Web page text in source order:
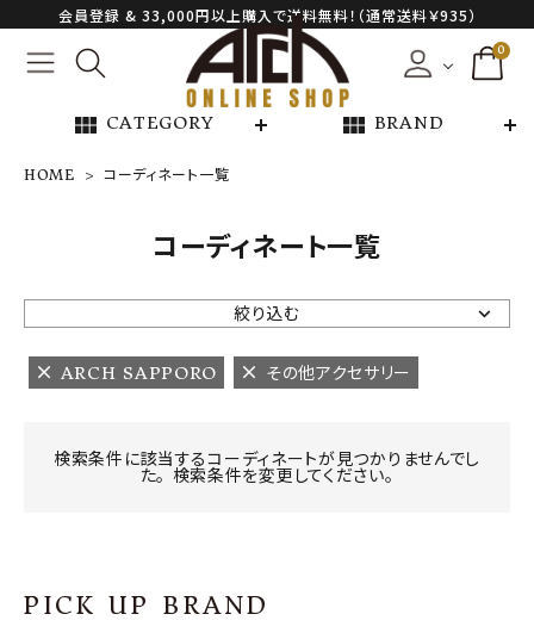
会員登録 & 33,000円以上購入で送料無料！（通常送料￥935）
0
view_module CATEGORY view_module BRAND
NEW ARRIVAL
ARCH EXCLUSIVE
BRAND
INFORMATION
HOME コーディネート一覧
コーディネート一覧
絞り込む
ARCH SAPPORO その他アクセサリー
検索条件に該当するコーディネートが見つかりませんでし
た。 検索条件を変更してください。
PICK UP BRAND